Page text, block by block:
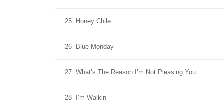
25 Honey Chile
26 Blue Monday
27 What’s The Reason I’m Not Pleasing You
28 I’m Walkin’